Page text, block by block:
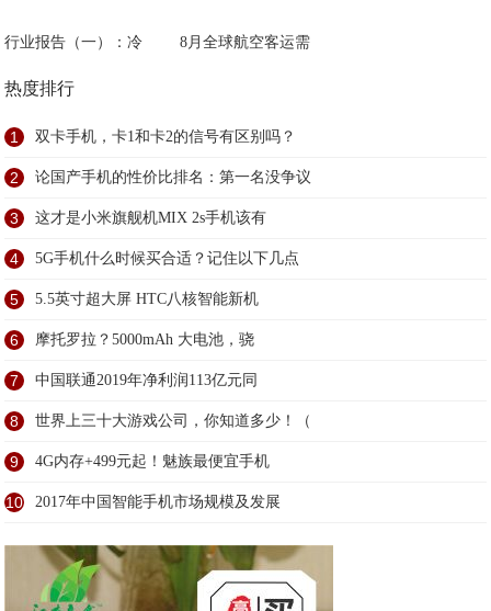
行业报告（一）：冷 8月全球航空客运需
热度排行
1 双卡手机，卡1和卡2的信号有区别吗？
2 论国产手机的性价比排名：第一名没争议
3 这才是小米旗舰机MIX 2s手机该有
4 5G手机什么时候买合适？记住以下几点
5 5.5英寸超大屏 HTC八核智能新机
6 摩托罗拉？5000mAh 大电池，骁
7 中国联通2019年净利润113亿元同
8 世界上三十大游戏公司，你知道多少！（
9 4G内存+499元起！魅族最便宜手机
10 2017年中国智能手机市场规模及发展